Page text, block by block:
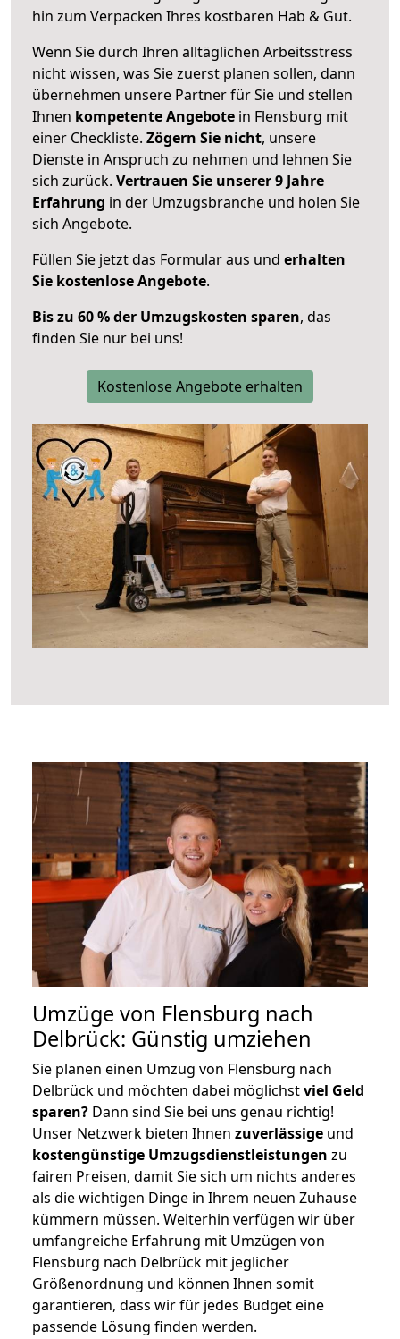
hin zum Verpacken Ihres kostbaren Hab & Gut.
Wenn Sie durch Ihren alltäglichen Arbeitsstress
nicht wissen, was Sie zuerst planen sollen, dann
übernehmen unsere Partner für Sie und stellen
Ihnen kompetente Angebote in Flensburg mit
einer Checkliste. Zögern Sie nicht, unsere
Dienste in Anspruch zu nehmen und lehnen Sie
sich zurück. Vertrauen Sie unserer 9 Jahre
Erfahrung in der Umzugsbranche und holen Sie
sich Angebote.
Füllen Sie jetzt das Formular aus und erhalten
Sie kostenlose Angebote.
Bis zu 60 % der Umzugskosten sparen, das
finden Sie nur bei uns!
Kostenlose Angebote erhalten
Umzüge von Flensburg nach
Delbrück: Günstig umziehen
Sie planen einen Umzug von Flensburg nach
Delbrück und möchten dabei möglichstviel Geld
sparen? Dann sind Sie bei uns genau richtig!
Unser Netzwerk bieten Ihnen zuverlässige und
kostengünstige Umzugsdienstleistungen zu
fairen Preisen, damit Sie sich um nichts anderes
als die wichtigen Dinge in Ihrem neuen Zuhause
kümmern müssen. Weiterhin verfügen wir über
umfangreiche Erfahrung mit Umzügen von
Flensburg nach Delbrück mit jeglicher
Größenordnung und können Ihnen somit
garantieren, dass wir für jedes Budget eine
passende Lösung finden werden.